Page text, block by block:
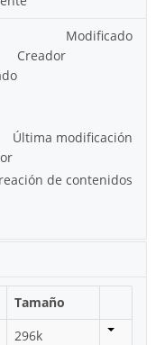
Modificado
Creador
Última modificación
de contenidos
Tamaño
296k